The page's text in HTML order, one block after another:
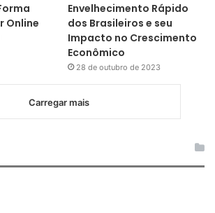
Online
Envelhecimento Rápido
dos Brasileiros e seu
Impacto no Crescimento
Econômico
28 de outubro de 2023
Carregar mais